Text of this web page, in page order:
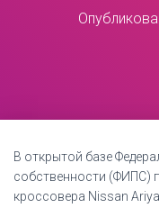
В открытой базе
собственности (ФИПС)
кроссовера Nissan